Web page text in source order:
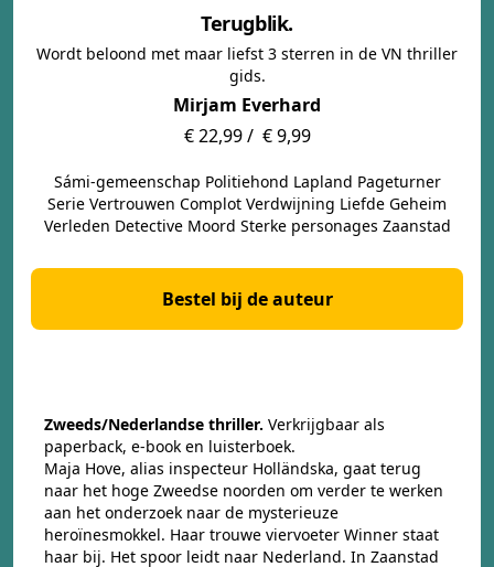
Terugblik.
Wordt beloond met maar liefst 3 sterren in de VN thriller
gids.
Mirjam Everhard
€ 22,99 / € 9,99
Sámi-gemeenschap Politiehond Lapland Pageturner
Serie Vertrouwen Complot Verdwijning Liefde Geheim
Verleden Detective Moord Sterke personages Zaanstad
Bestel bij de auteur
Zweeds/Nederlandse thriller. Verkrijgbaar als
paperback, e-book en luisterboek.
Maja Hove, alias inspecteur Holländska, gaat terug
naar het hoge Zweedse noorden om verder te werken
aan het onderzoek naar de mysterieuze
heroïnesmokkel. Haar trouwe viervoeter Winner staat
haar bij. Het spoor leidt naar Nederland. In Zaanstad